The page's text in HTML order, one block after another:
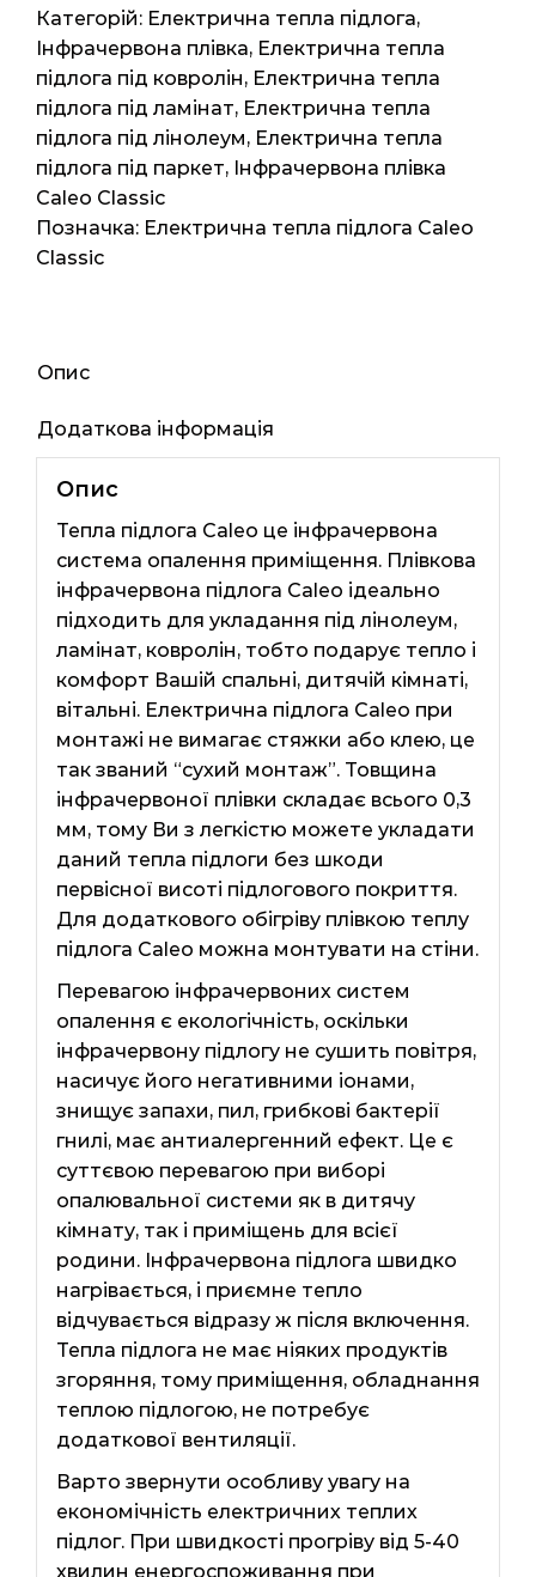
Caleo
Classic
310
1м2
1мп
220ват
кількість
Категорій: Електрична тепла підлога,
Інфрачервона плівка, Електрична тепла
підлога під ковролін, Електрична тепла
підлога під ламінат, Електрична тепла
підлога під лінолеум, Електрична тепла
підлога під паркет, Інфрачервона плівка
Caleo Classic
Позначка: Електрична тепла підлога Caleo
Classic
Опис
Додаткова інформація
Опис
Тепла підлога Caleo це інфрачервона
система опалення приміщення. Плівкова
інфрачервона підлога Caleo ідеально
підходить для укладання під лінолеум,
ламінат, ковролін, тобто подарує тепло і
комфорт Вашій спальні, дитячій кімнаті,
вітальні. Електрична підлога Caleo при
монтажі не вимагає стяжки або клею, це
так званий “сухий монтаж”. Товщина
інфрачервоної плівки складає всього 0,3
мм, тому Ви з легкістю можете укладати
даний тепла підлоги без шкоди
первісної висоті підлогового покриття.
Для додаткового обігріву плівкою теплу
підлога Caleo можна монтувати на стіни.
Перевагою інфрачервоних систем
опалення є екологічність, оскільки
інфрачервону підлогу не сушить повітря,
насичує його негативними іонами,
знищує запахи, пил, грибкові бактерії
гнилі, має антиалергенний ефект. Це є
суттєвою перевагою при виборі
опалювальної системи як в дитячу
кімнату, так і приміщень для всієї
родини. Інфрачервона підлога швидко
нагрівається, і приємне тепло
відчувається відразу ж після включення.
Тепла підлога не має ніяких продуктів
згоряння, тому приміщення, обладнання
теплою підлогою, не потребує
додаткової вентиляції.
Варто звернути особливу увагу на
економічність електричних теплих
підлог. При швидкості прогріву від 5-40
хвилин енергоспоживання при